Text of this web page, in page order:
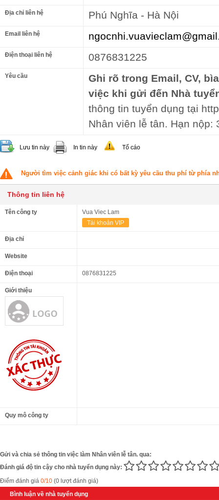
Địa chỉ liên hệ Phú Nghĩa - Hà Nội
Email liên hệ
Điện thoại liên hệ 0876831225
Yêu cầu
Ghi rõ trong Email, CV,
việc khi gửi đến Nhà
thông tin tuyển dụng tại
Nhân viên lễ tân. Hạn nộp:
Lưu tin này In tin này Tố cáo
Người tìm việc cảnh giác khi có bất kỳ yêu cầu thu phí từ phía
Thông tin liên hệ
Tên công ty
Vua Viec Lam
Tài khoản VIP
Địa chỉ
Website
Điện thoại 0876831225
Giới thiệu
Quy mô công ty
Gửi và chia sẻ thông tin việc làm Nhân viên lễ tân. qua:
Đánh giá độ tin cậy cho nhà tuyển dụng này:
Điểm đánh giá 0/10 (0 lượt đánh giá)
Bình luận về nhà tuyển dụng